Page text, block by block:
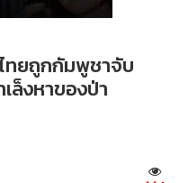
ทยถูกกัมพูชาจับ
ล็งหาของป่า